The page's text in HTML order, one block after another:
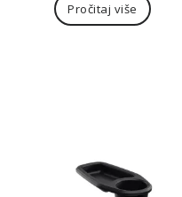
Pročitaj više